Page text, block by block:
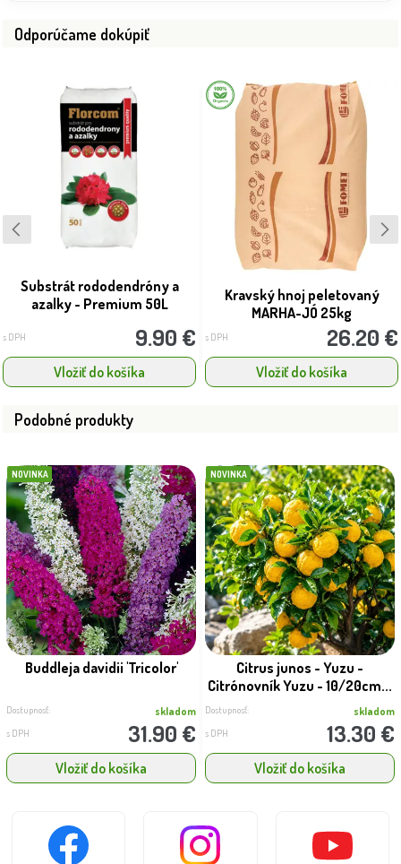
Odporúčame dokúpiť
Substrát rododendróny a
azalky - Premium 50L
s DPH 9.90 €
Vložiť do košíka
Kravský hnoj peletovaný
MARHA-JÓ 25kg
s DPH 26.20 €
Vložiť do košíka
Podobné produkty
NOVINKA
Buddleja davidii 'Tricolor'
Dostupnosť: skladom
s DPH 31.90 €
Vložiť do košíka
NOVINKA
Citrus junos - Yuzu -
Citrónovník Yuzu - 10/20cm...
Dostupnosť: skladom
s DPH 13.30 €
Vložiť do košíka